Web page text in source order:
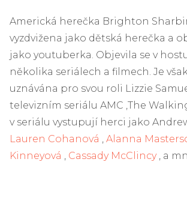
Americká herečka Brighton
vyzdvižena jako dětská herečka a
jako youtuberka. Objevila se v
několika seriálech a filmech. Je
uznávána pro svou roli Lizzie
televizním seriálu AMC ‚The
v seriálu vystupují herci jako
Lauren Cohanová , Alanna
Kinneyová , Cassady McClincy, a